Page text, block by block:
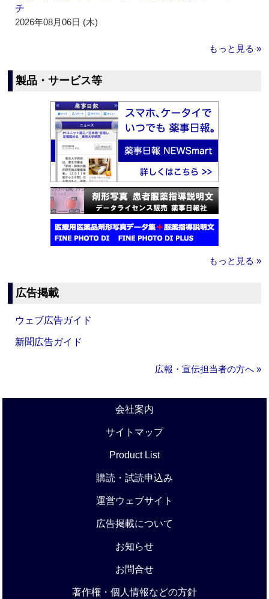
チ
2026年08月06日 (木)
もっと見る »
製品・サービス等
もっと見る »
広告掲載
ウェブ広告ガイド
新聞広告ガイド
広報・宣伝担当者の方へ »
会社案内
サイトマップ
Product List
購読・試読申込み
運営ウェブサイト
広告掲載について
お知らせ
お問合せ
著作権・個人情報などの方針